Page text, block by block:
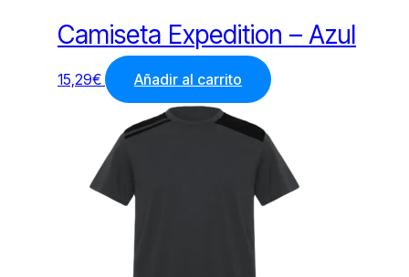
Camiseta Expedition – Azul
15,29€ Añadir al carrito